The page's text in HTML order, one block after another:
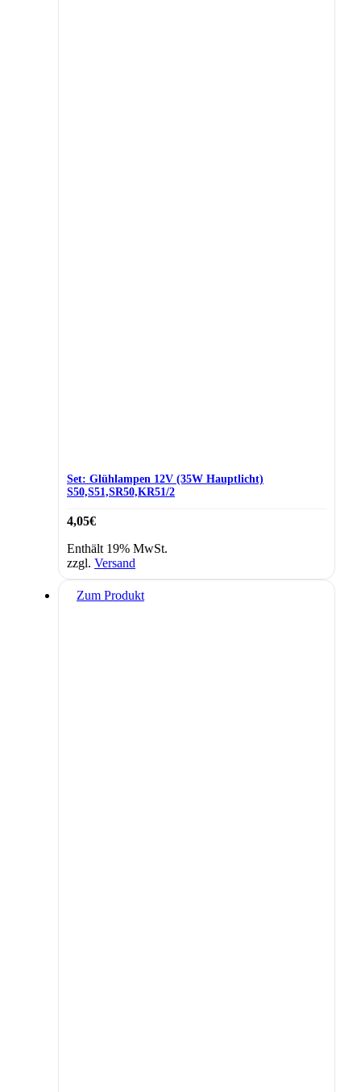
Set: Glühlampen 12V (35W Hauptlicht)
S50,S51,SR50,KR51/2
4,05€
Enthält 19% MwSt.
zzgl. Versand
Zum Produkt